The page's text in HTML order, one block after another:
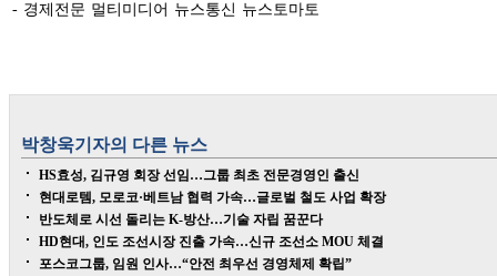
- 경제전문 멀티미디어 뉴스통신 뉴스토마토
박창욱기자의 다른 뉴스
HS효성, 김규영 회장 선임…그룹 최초 전문경영인 출신
현대로템, 모로코·베트남 협력 가속…글로벌 철도 사업 확장
반도체로 시선 돌리는 K-방산…기술 자립 꿈꾼다
HD현대, 인도 조선시장 진출 가속…신규 조선소 MOU 체결
포스코그룹, 임원 인사…“안전 최우선 경영체제 확립”